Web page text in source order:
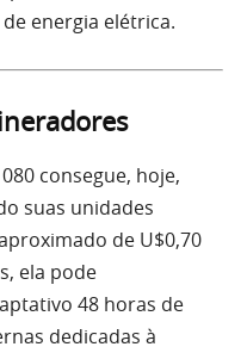
energia elétrica.
consegue, hoje,
suas unidades
de U$0,70
ela pode
48 horas de
dedicadas à